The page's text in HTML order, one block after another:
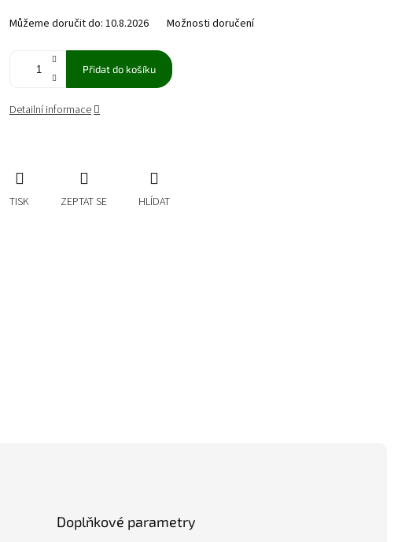
Můžeme doručit do: 10.8.2026 Možnosti doručení
Přidat do košíku
Detailní informace
TISK ZEPTAT SE HLÍDAT
Doplňkové parametry